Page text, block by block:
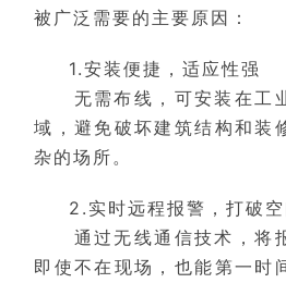
被广泛需要的主要原因：
1.安装便捷，适应性强
无需布线，可安装在工
域，避免破坏建筑结构和装
杂的场所。
2.实时远程报警，打破
通过无线通信技术，将报
即使不在现场，也能第一时